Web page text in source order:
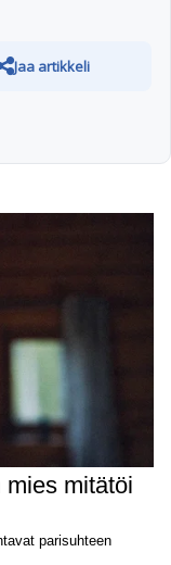
Jaa artikkeli